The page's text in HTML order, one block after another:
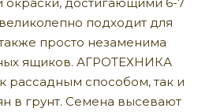
подходит для
просто незаменима
ящиков. АГРОТЕХНИКА
рассадным способом, так и
в грунт. Семена высевают